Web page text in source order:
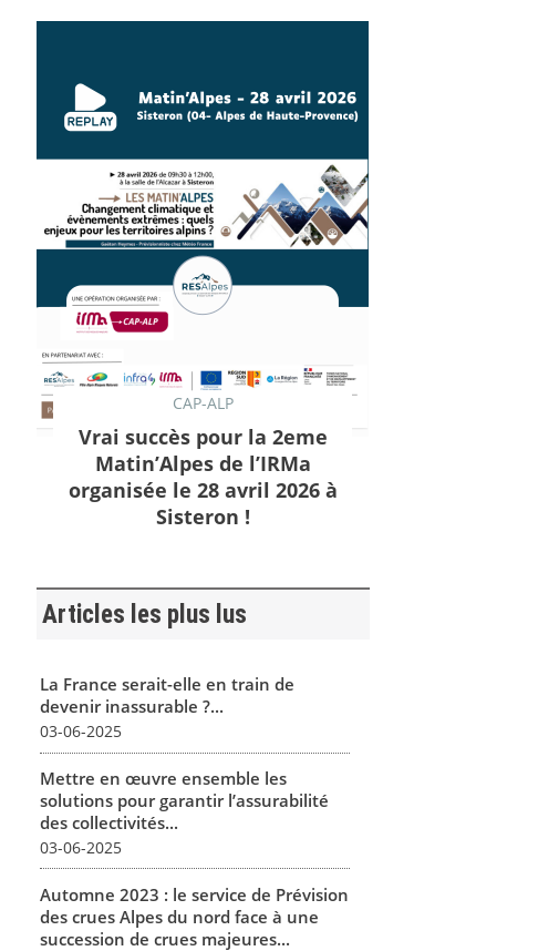
CAP-ALP
Vrai succès pour la 2eme
Matin’Alpes de l’IRMa
organisée le 28 avril 2026 à
Sisteron !
Articles les plus lus
La France serait-elle en train de
devenir inassurable ?...
03-06-2025
Mettre en œuvre ensemble les
solutions pour garantir l’assurabilité
des collectivités...
03-06-2025
Automne 2023 : le service de Prévision
des crues Alpes du nord face à une
succession de crues majeures...